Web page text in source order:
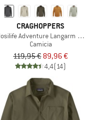
CRAGHOPPERS
Adventure Langarm Hemd
Camicia
119,95 € 89,96 €
4,4(14)